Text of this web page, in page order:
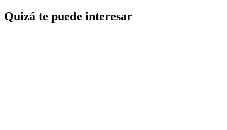
Quizá te puede interesar